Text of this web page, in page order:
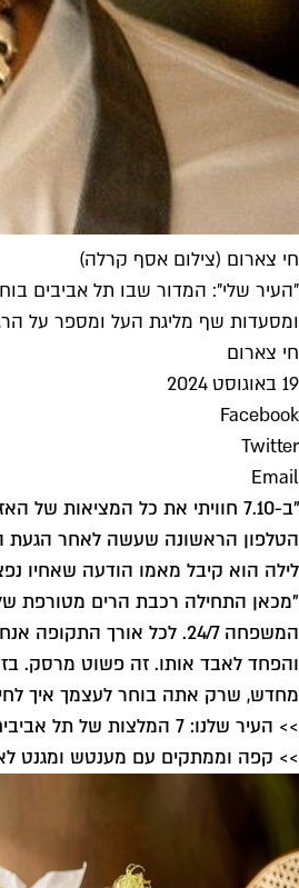
חי צארום (צילום אסף קרלה)
"העיר שלי": המדור שבו תל אביבים
ומסעדות שף מליגת העל ומספר על
חי צארום
19 באוגוסט 2024
Facebook
Twitter
Email
הטלפון הראשונה שעשה לאחר הגעת
לילה הוא קיבל מאמו הודעה שאחיו
"מכאן התחילה רכבת הרים מטורפת
המשפחה 24/7. לכל אורך
והפחד לאבד אותו. זה פשוט מרסק.
מחדש, שרק אתה בוחר לעצמך איך
>> העיר שלנו: 7 המלצות של תל אביבים לחיים הטובים בתל אביב
>> קפה וממתקים עם מענטש ומגנט